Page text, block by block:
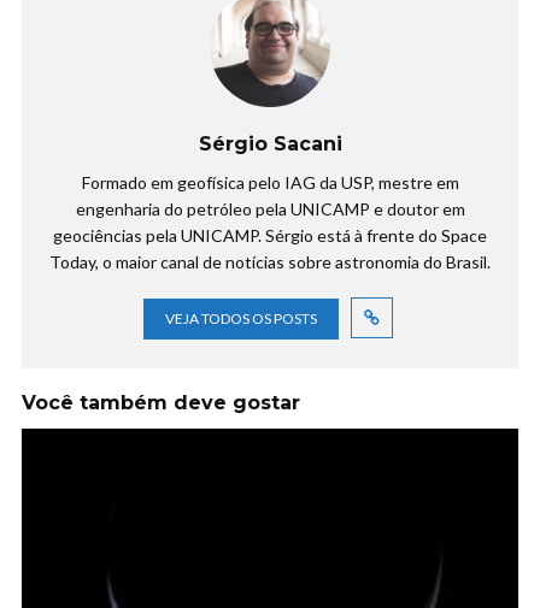
Sérgio Sacani
Formado em geofísica pelo IAG da USP, mestre em
engenharia do petróleo pela UNICAMP e doutor em
geociências pela UNICAMP. Sérgio está à frente do Space
Today, o maior canal de notícias sobre astronomia do Brasil.
VEJA TODOS OS POSTS
Você também deve gostar